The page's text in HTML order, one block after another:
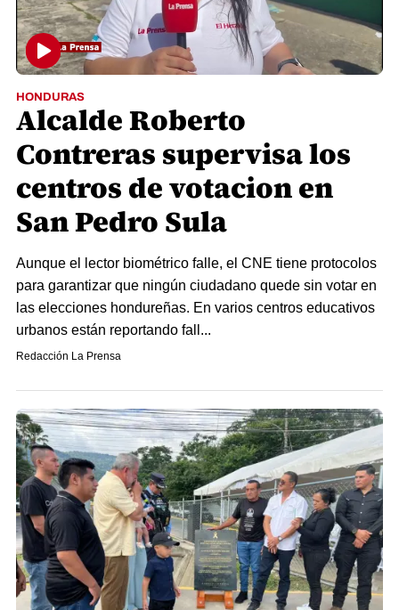
HONDURAS
Alcalde Roberto
Contreras supervisa los
centros de votacion en
San Pedro Sula
Aunque el lector biométrico falle, el CNE tiene protocolos
para garantizar que ningún ciudadano quede sin votar en
las elecciones hondureñas. En varios centros educativos
urbanos están reportando fall...
Redacción La Prensa